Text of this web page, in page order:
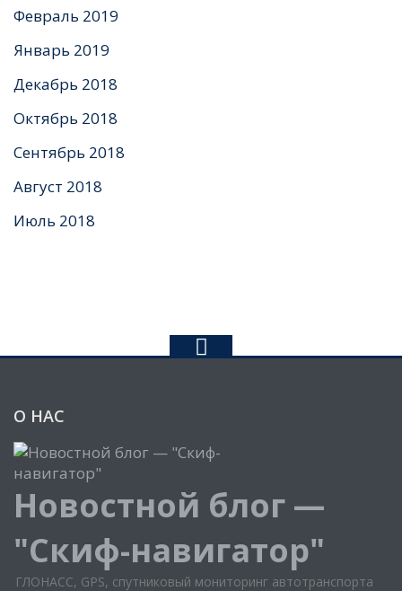
Февраль 2019
Январь 2019
Декабрь 2018
Октябрь 2018
Сентябрь 2018
Август 2018
Июль 2018
О НАС
Новостной блог —
"Скиф-навигатор"
ГЛОНАСС, GPS, спутниковый мониторинг автотранспорта